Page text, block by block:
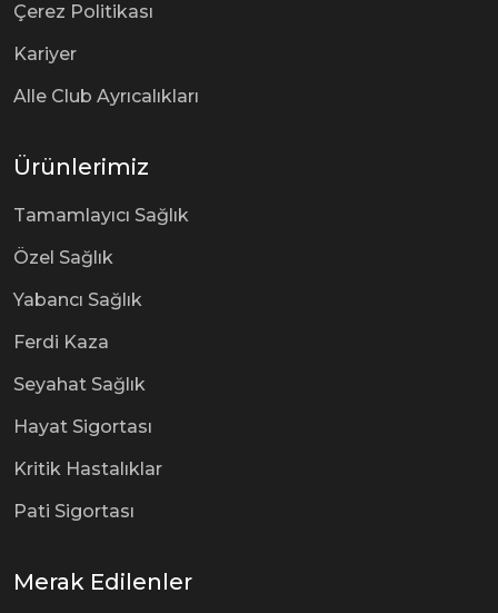
Çerez Politikası
Kariyer
Alle Club Ayrıcalıkları
Ürünlerimiz
Tamamlayıcı Sağlık
Özel Sağlık
Yabancı Sağlık
Ferdi Kaza
Seyahat Sağlık
Hayat Sigortası
Kritik Hastalıklar
Pati Sigortası
Merak Edilenler